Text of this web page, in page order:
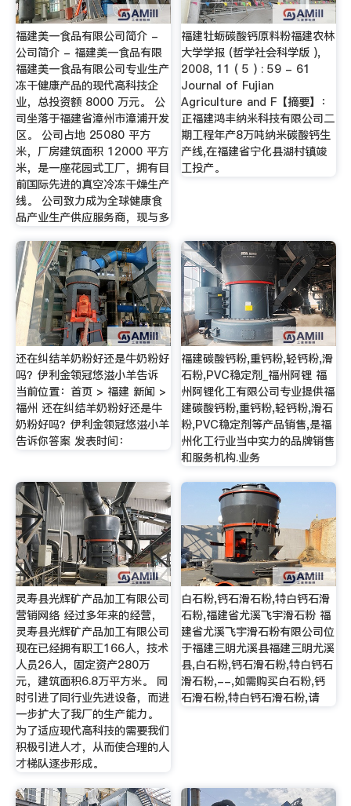
福建美一食品有限公司简介 -
公司简介 - 福建美一食品有限
福建美一食品有限公司专业生产
冻干健康产品的现代高科技企
业，总投资额 8000 万元。 公
司坐落于福建省漳州市漳浦开发
区。 公司占地 25080 平方
米，厂房建筑面积 12000 平方
米，是一座花园式工厂，拥有目
前国际先进的真空冷冻干燥生产
线。 公司致力成为全球健康食
品产业生产供应服务商，现与多
福建牡蛎碳酸钙原料粉福建农林
大学学报 (哲学社会科学版 ),
2008, 11 ( 5 ) : 59 - 61
Journal of Fujian
Agriculture and F【摘要】：
正福建鸿丰纳米科技有限公司二
期工程年产8万吨纳米碳酸钙生
产线,在福建省宁化县湖村镇竣
工投产。
还在纠结羊奶粉好还是牛奶粉好
吗？伊利金领冠悠滋小羊告诉
当前位置：首页 > 福建 新闻 >
福州 还在纠结羊奶粉好还是牛
奶粉好吗？伊利金领冠悠滋小羊
告诉你答案 发表时间：
福建碳酸钙粉,重钙粉,轻钙粉,滑
石粉,PVC稳定剂_福州阿锂 福
州阿锂化工有限公司专业提供福
建碳酸钙粉,重钙粉,轻钙粉,滑石
粉,PVC稳定剂等产品销售,是福
州化工行业当中实力的品牌销售
和服务机构.业务
灵寿县光辉矿产品加工有限公司
营销网络 经过多年来的经营，
灵寿县光辉矿产品加工有限公司
现在已经拥有职工166人，技术
人员26人，固定资产280万
元，建筑面积6.8万平方米。 同
时引进了同行业先进设备，而进
一步扩大了我厂的生产能力。
为了适应现代高科技的需要我们
积极引进人才，从而使合理的人
才梯队逐步形成。
白石粉,钙石滑石粉,特白钙石滑
石粉,福建省尤溪飞宇滑石粉 福
建省尤溪飞宇滑石粉有限公司位
于福建三明尤溪县福建三明尤溪
县,白石粉,钙石滑石粉,特白钙石
滑石粉,--,如需购买白石粉,钙
石滑石粉,特白钙石滑石粉,请